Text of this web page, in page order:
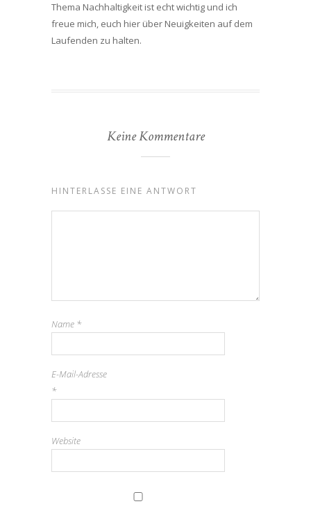
Thema Nachhaltigkeit ist echt wichtig und ich
freue mich, euch hier über Neuigkeiten auf dem
Laufenden zu halten.
Keine Kommentare
HINTERLASSE EINE ANTWORT
Name *
E-Mail-Adresse
*
Website